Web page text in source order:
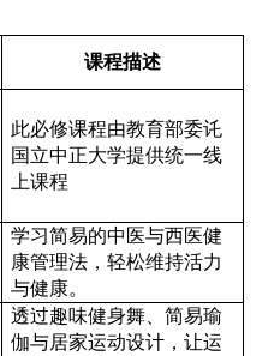
课程描述
此必修课程由教育部委讬
国立中正大学提供统一线
上课程
学习简易的中医与西医健
康管理法，轻松维持活力
与健康。
透过趣味健身舞、简易瑜
伽与居家运动设计，让运